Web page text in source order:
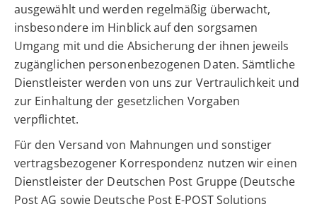
ausgewählt und werden regelmäßig überwacht,
insbesondere im Hinblick auf den sorgsamen
Umgang mit und die Absicherung der ihnen jeweils
zugänglichen personenbezogenen Daten. Sämtliche
Dienstleister werden von uns zur Vertraulichkeit und
zur Einhaltung der gesetzlichen Vorgaben
verpflichtet.
Für den Versand von Mahnungen und sonstiger
vertragsbezogener Korrespondenz nutzen wir einen
Dienstleister der Deutschen Post Gruppe (Deutsche
Post AG sowie Deutsche Post E-POST Solutions